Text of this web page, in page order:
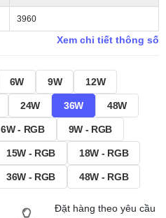
3960
Xem chi tiết thông số
6W 9W 12W
24W 36W 48W
6W - RGB 9W - RGB
15W - RGB 18W - RGB
36W - RGB 48W - RGB
Đặt hàng theo yêu cầu